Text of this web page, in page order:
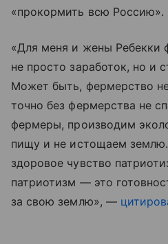
«прокормить всю Россию».
«Для меня и жены Ребекки
не просто заработок, но и
Может быть, фермерство
точно без фермерства не
фермеры, производим
пищу и не истощаем
здоровое чувство
патриотизм — это
за свою землю», —